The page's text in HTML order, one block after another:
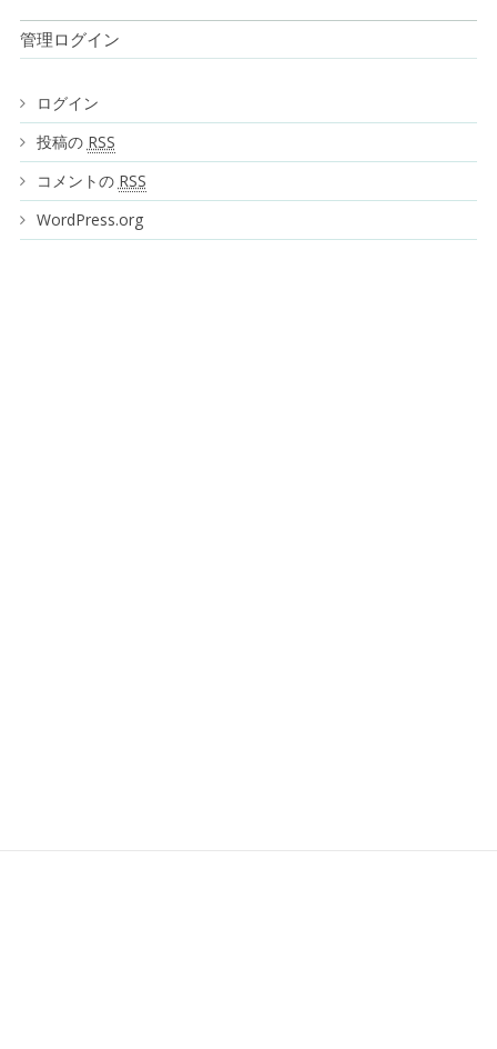
管理ログイン
ログイン
投稿の RSS
コメントの RSS
WordPress.org